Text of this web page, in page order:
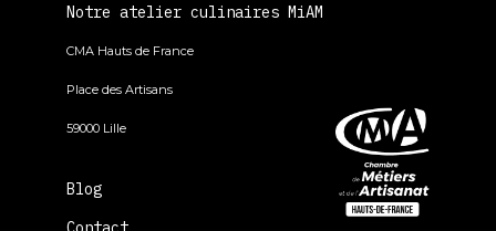
Notre atelier culinaires MiAM
CMA Hauts de France
Place des Artisans
59000 Lille
Blog